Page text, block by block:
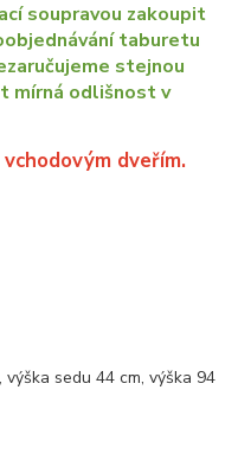
soupravou zakoupit
taburetu
stejnou
mírná odlišnost v
dveřím.
výška sedu 44 cm, výška 94